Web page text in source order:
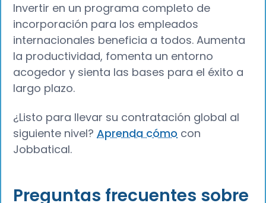
Invertir en un programa completo de
incorporación para los empleados
internacionales beneficia a todos. Aumenta
la productividad, fomenta un entorno
acogedor y sienta las bases para el éxito a
largo plazo.
¿Listo para llevar su contratación global al
siguiente nivel?Aprenda cómo con
Jobbatical.
Preguntas frecuentes sobre